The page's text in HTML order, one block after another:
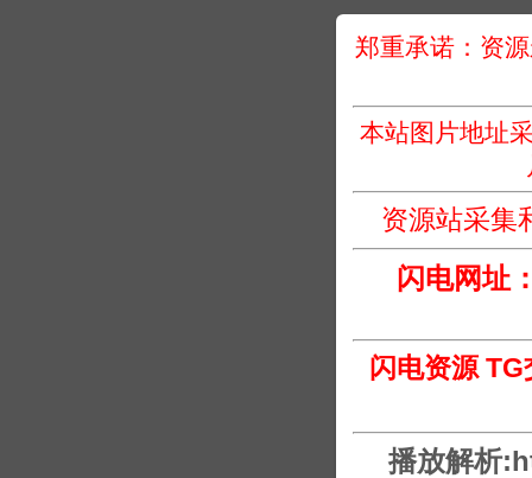
郑重承诺：资
本站图片地址
资源站采集
闪电网址
闪电资源 TG
播放解析